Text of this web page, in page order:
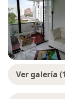
Ver galería